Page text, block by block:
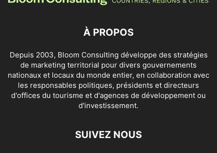
À PROPOS
Depuis 2003, Bloom Consulting développe des stratégies
de marketing territorial pour divers gouvernements
nationaux et locaux du monde entier, en collaboration avec
les responsables politiques, présidents et directeurs
d'offices du tourisme et d'agences de développement ou
d'investissement.
SUIVEZ NOUS